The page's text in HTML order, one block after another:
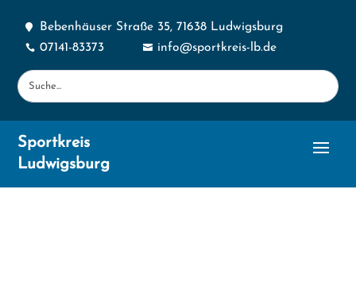
 Bebenhäuser Straße 35, 71638 Ludwigsburg
 07141-83373  info@sportkreis-lb.de
Sportkreis
Ludwigsburg